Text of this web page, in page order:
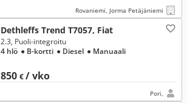
Rovaniemi, Jorma Petäjäniemi
Dethleffs Trend T7057, Fiat
850 €/ vko
2.3, Puoli-integroitu
4 hlö ● B-kortti ● Diesel ● Manuaali
Pori,